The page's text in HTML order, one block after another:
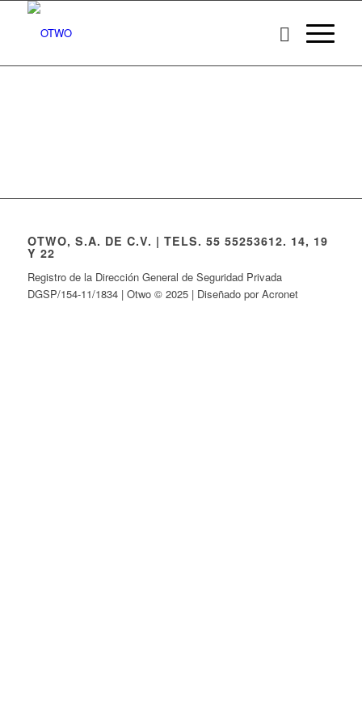
OTWO, S.A. DE C.V. | TELS. 55 55253612. 14, 19
Y 22
Registro de la Dirección General de Seguridad Privada
DGSP/154-11/1834 | Otwo © 2025 | Diseñado por Acronet